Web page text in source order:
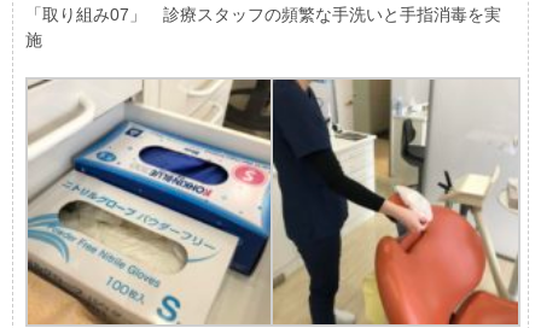
「取り組み07」 診療スタッフの頻繁な手洗いと手指消毒を実
施